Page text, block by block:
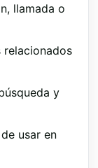
llamada o
relacionados
y
usar en